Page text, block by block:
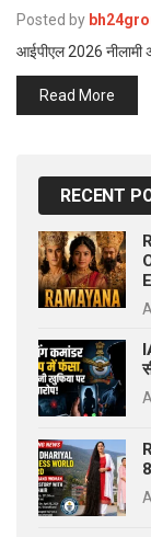
Posted by
आईपीएल 2026 नीलामी
Read More
RECENT